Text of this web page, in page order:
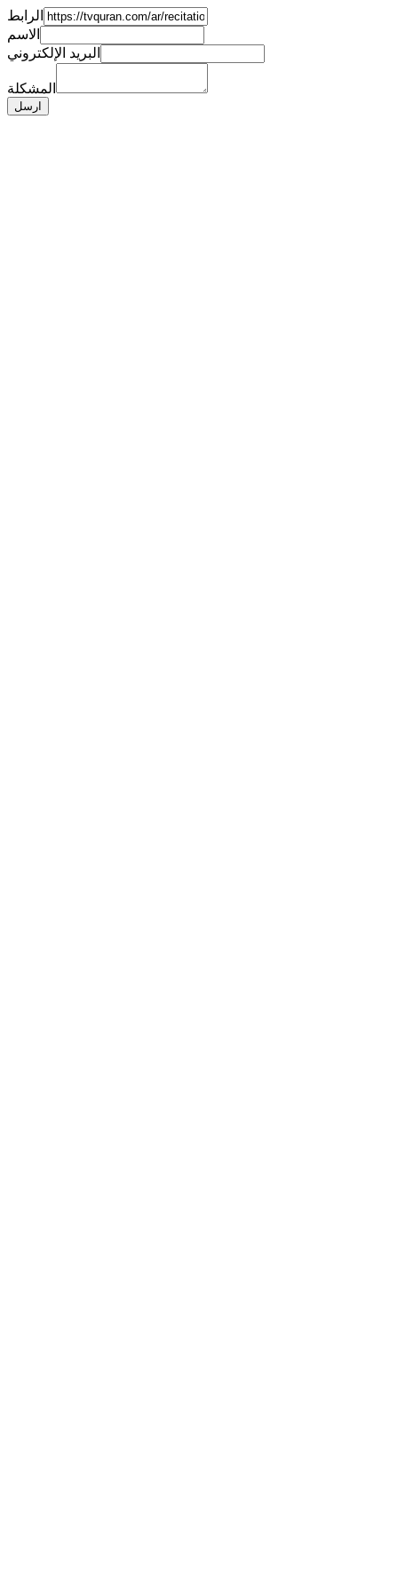
الرابط
الاسم
البريد الإلكتروني
المشكلة
ارسل